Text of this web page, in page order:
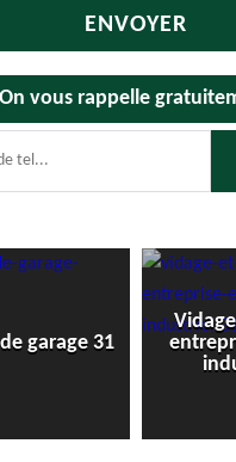
On vous rappelle
garage 31